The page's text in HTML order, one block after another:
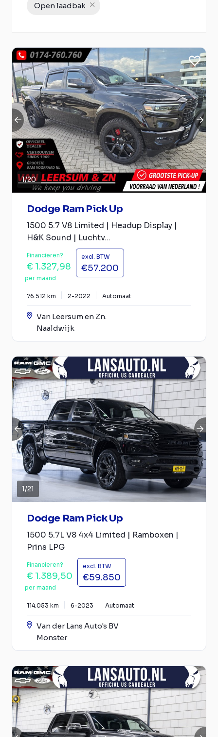
Open laadbak
1/20
Dodge Ram Pick Up
1500 5.7 V8 Limited | Headup Display |
H&K Sound | Luchtv...
Financieren?
€ 1.327,98
per maand
excl. BTW
€57.200
76.512 km 2-2022 Automaat
Van Leersum en Zn.
Naaldwijk
1/21
Dodge Ram Pick Up
1500 5.7L V8 4x4 Limited | Ramboxen |
Prins LPG
Financieren?
€ 1.389,50
per maand
excl. BTW
€59.850
114.053 km 6-2023 Automaat
Van der Lans Auto's BV
Monster